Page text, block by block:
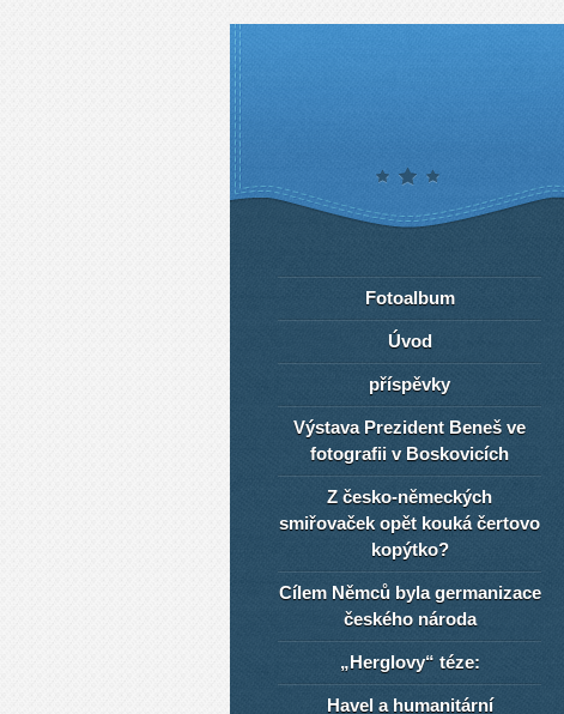
Fotoalbum
Úvod
příspěvky
Výstava Prezident Beneš ve
fotografii v Boskovicích
Z česko-německých
smiřovaček opět kouká čertovo
kopýtko?
Cílem Němců byla germanizace
českého národa
„Herglovy“ téze:
Havel a humanitární